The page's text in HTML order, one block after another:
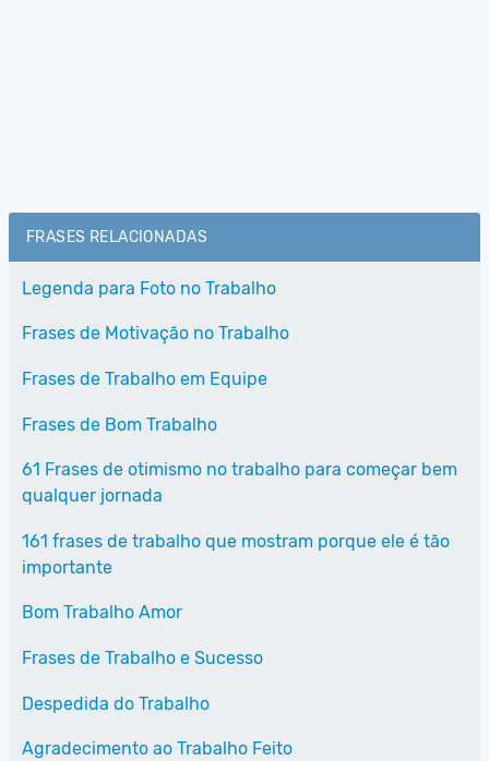
FRASES RELACIONADAS
Legenda para Foto no Trabalho
Frases de Motivação no Trabalho
Frases de Trabalho em Equipe
Frases de Bom Trabalho
61 Frases de otimismo no trabalho para começar bem
qualquer jornada
161 frases de trabalho que mostram porque ele é tão
importante
Bom Trabalho Amor
Frases de Trabalho e Sucesso
Despedida do Trabalho
Agradecimento ao Trabalho Feito